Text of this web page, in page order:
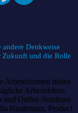
andere Denkweise
Zukunft und die Rolle
Arbeitsformen halten
Arbeitsleben,
und Online-Seminare
Haußmann, Product